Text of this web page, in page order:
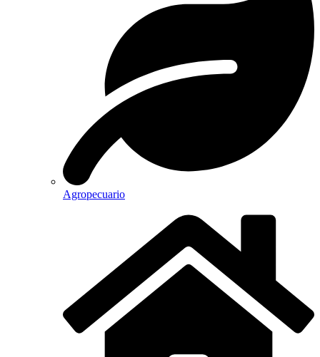
Agropecuario